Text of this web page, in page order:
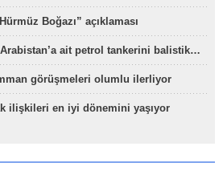
Boğazı” açıklaması
ait petrol tankerini balistik…
görüşmeleri olumlu ilerliyor
ilişkileri en iyi dönemini yaşıyor